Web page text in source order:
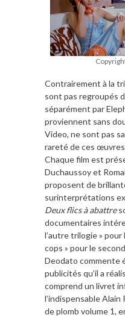
Contrairement à la
sont pas regroupés
séparément par
proviennent sans
Video, ne sont pas
rareté de ces
Chaque film est
Duchaussoy et
proposent de
surinterprétations
Deux flics à abattre
documentaires
l’autre trilogie »
cops » pour le
Deodato commente
publicités qu’il a
comprend un livret
l’indispensable
de plomb volume 1,